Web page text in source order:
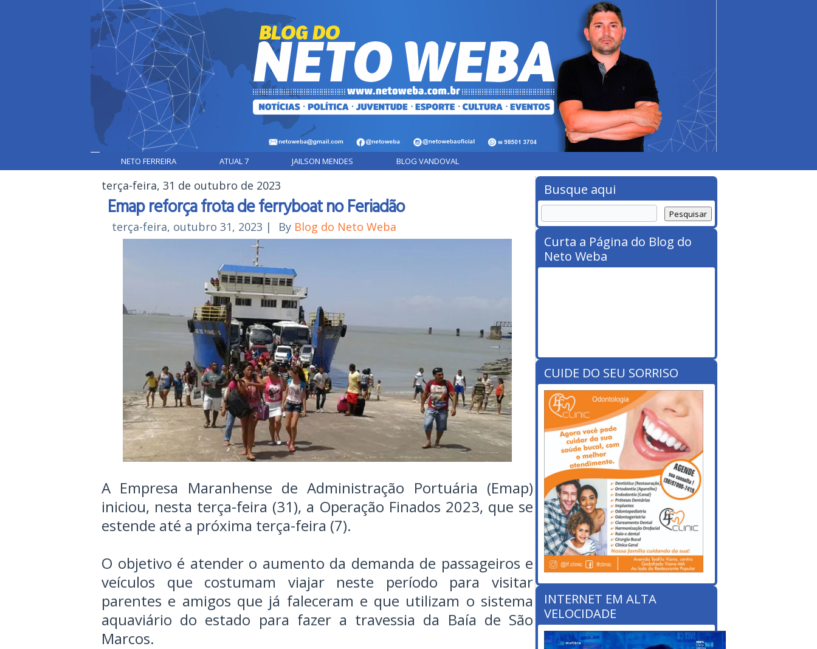
NETO FERREIRA ATUAL 7 JAILSON MENDES BLOG VANDOVAL
terça-feira, 31 de outubro de 2023
Emap reforça frota de ferryboat no Feriadão
terça-feira, outubro 31, 2023 | By Blog do Neto Weba
A Empresa Maranhense de Administração Portuária (Emap)
iniciou, nesta terça-feira (31), a Operação Finados 2023, que se
estende até a próxima terça-feira (7).
O objetivo é atender o aumento da demanda de passageiros e
veículos que costumam viajar neste período para visitar
parentes e amigos que já faleceram e que utilizam o sistema
aquaviário do estado para fazer a travessia da Baía de São
Marcos.
Busque aqui
Curta a Página do Blog do
Neto Weba
CUIDE DO SEU SORRISO
INTERNET EM ALTA
VELOCIDADE